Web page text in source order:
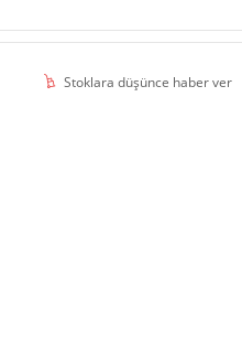
Stoklara düşünce haber ver